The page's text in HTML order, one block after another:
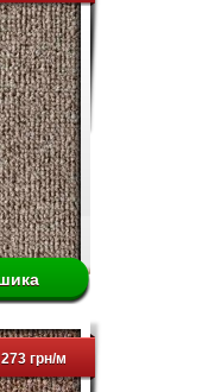
273 грн/м